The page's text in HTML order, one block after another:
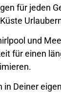
für jeden
und
für einen
Deiner